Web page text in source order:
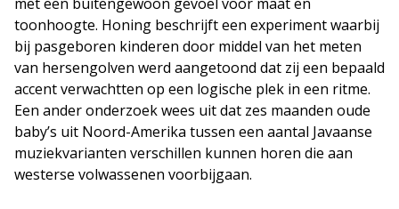
toonhoogte. Honing beschrijft een experiment waarbij
bij pasgeboren kinderen door middel van het meten
van hersengolven werd aangetoond dat zij een bepaald
accent verwachtten op een logische plek in een ritme.
Een ander onderzoek wees uit dat zes maanden oude
baby’s uit Noord-Amerika tussen een aantal Javaanse
muziekvarianten verschillen kunnen horen die aan
westerse volwassenen voorbijgaan.